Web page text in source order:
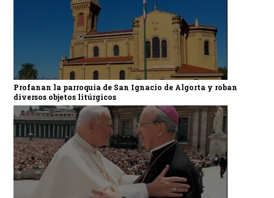
Profanan la parroquia de San Ignacio de Algorta y roban
diversos objetos litúrgicos